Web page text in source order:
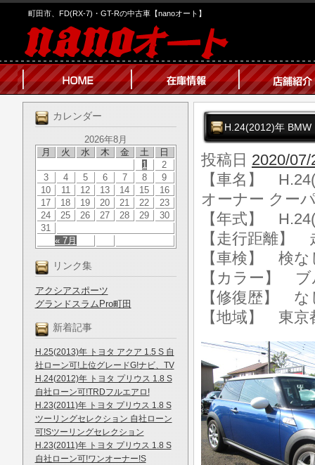
町田市、FD(RX-7)・GT-Rの中古車【nanoオート】
カレンダー
2026年8月
月
火 水 木 金 土 日
« 7月
1
2
3
4 5 6 7 8
9
10
11 12 13 14 15
16
17
18 19 20 21 22
23
24
25 26 27 28 29
30
31
リンク集
アクシアスポーツ
グランドスラムPro町田
新着記事
H.25(2013)年 トヨタ アクア 1.5 S 自
社ローン可!上位グレードG!ナビ、TV
H.24(2012)年 トヨタ プリウス 1.8 S
自社ローン可!TRDフルエアロ!
H.23(2011)年 トヨタ プリウス 1.8 S
ツーリングセレクション 自社ローン
可!Sツーリングセレクション
H.23(2011)年 トヨタ プリウス 1.8 S
自社ローン可!ワンオーナー!S
H.24(2012)年 BMW
投稿日 2020/07/
【車名】
オーナー クー
【年式】
【走行距離】
【車検】 検な
【カラー】 ブ
【修復歴】 な
【地域】 東京